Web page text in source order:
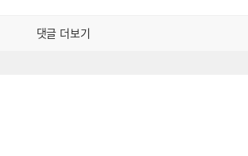
댓글 더보기